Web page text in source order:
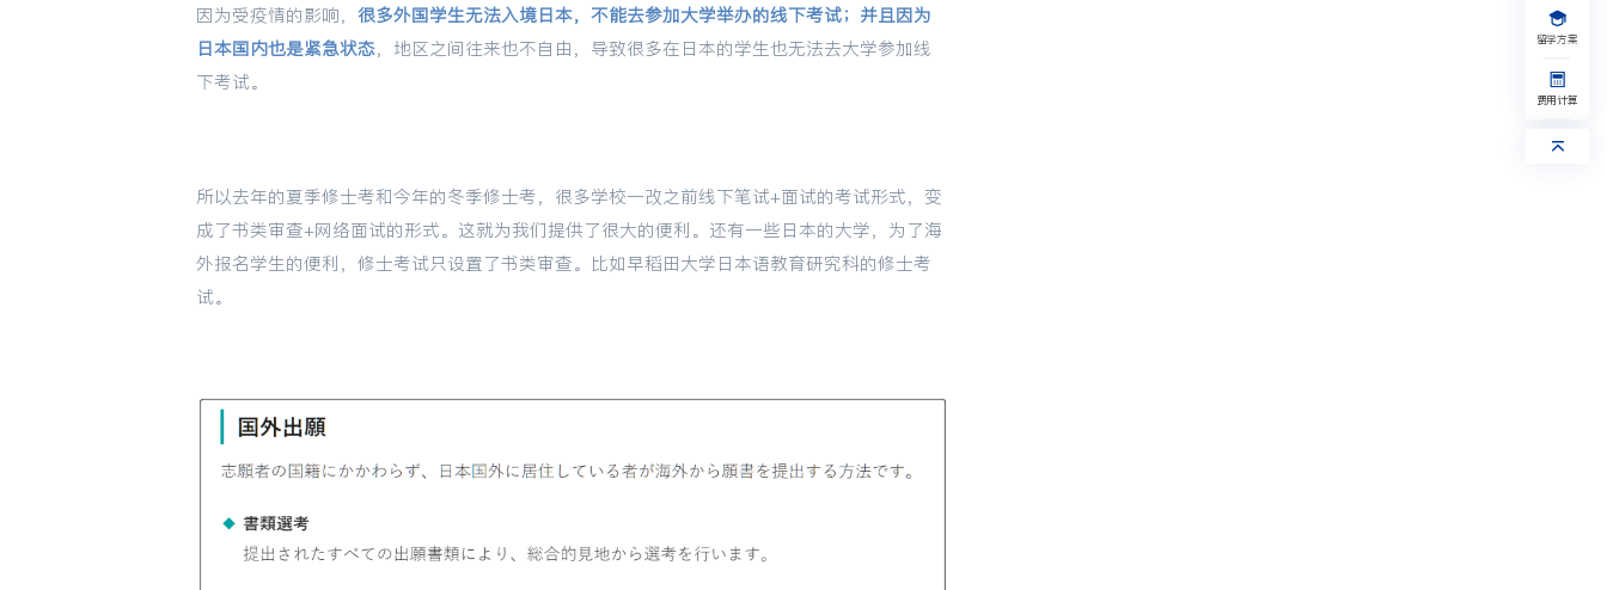
因为受疫情的影响， 很多外国学生无法入境日本，不能去参加大学举办的线下考试；并且因为
日本国内也是紧急状态，地区之间往来也不自由，导致很多在日本的学生也无法去大学参加线
下考试。
所以去年的夏季修士考和今年的冬季修士考，很多学校一改之前线下笔试+面试的考试形式，变
成了书类审查+网络面试的形式。这就为我们提供了很大的便利。还有一些日本的大学，为了海
外报名学生的便利，修士考试只设置了书类审查。比如早稻田大学日本语教育研究科的修士考
试。
留学方案
费用计算